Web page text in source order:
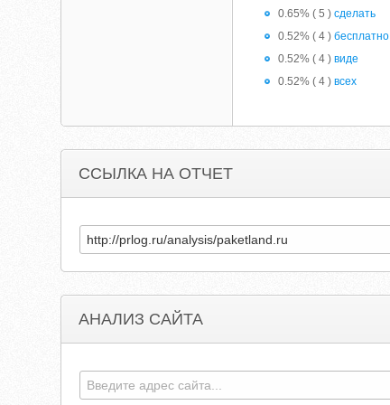
0.65% ( 5 )сделать
0.52% ( 4 )бесплатно
0.52% ( 4 )виде
0.52% ( 4 )всех
ССЫЛКА НА ОТЧЕТ
АНАЛИЗ САЙТА